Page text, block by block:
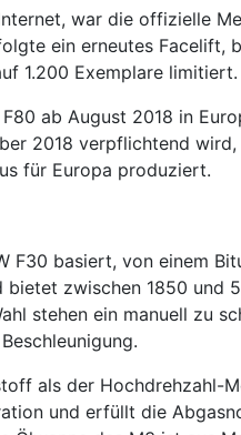
war die offizielle
ein erneutes
1.200 Exemplare limitiert.
ab August 2018 in
2018 verpflichtend
für Europa produziert.
F30 basiert, von einem
zwischen 1850
stehen ein manuell zu
als der Hochdrehzahl-
und erfüllt die